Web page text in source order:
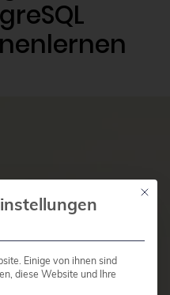
Mit
Einige von ihnen sind
diese Website und Ihre